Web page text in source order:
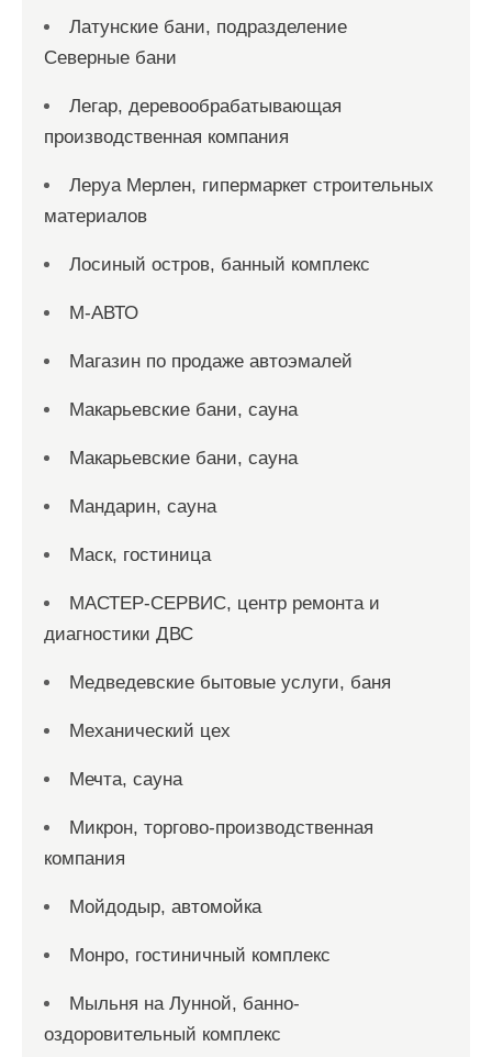
Латунские бани, подразделение
Северные бани
Легар, деревообрабатывающая
производственная компания
Леруа Мерлен, гипермаркет строительных
материалов
Лосиный остров, банный комплекс
М-АВТО
Магазин по продаже автоэмалей
Макарьевские бани, сауна
Макарьевские бани, сауна
Мандарин, сауна
Маск, гостиница
МАСТЕР-СЕРВИС, центр ремонта и
диагностики ДВС
Медведевские бытовые услуги, баня
Механический цех
Мечта, сауна
Микрон, торгово-производственная
компания
Мойдодыр, автомойка
Монро, гостиничный комплекс
Мыльня на Лунной, банно-
оздоровительный комплекс